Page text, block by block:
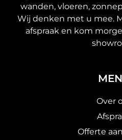
wanden, vloeren,
Wij denken met u mee.
afspraak en kom
Over
Offerte